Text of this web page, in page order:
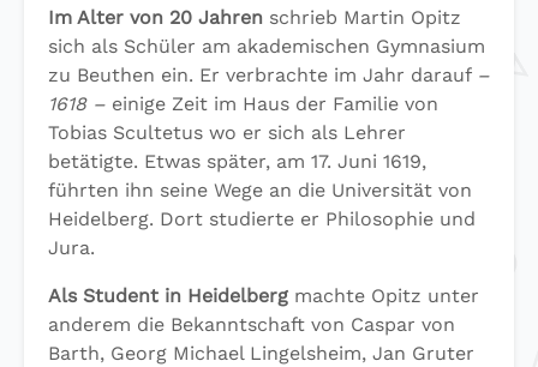
Im Alter von 20 Jahren schrieb Martin Opitz
sich als Schüler am akademischen Gymnasium
zu Beuthen ein. Er verbrachte im Jahr darauf –
1618 – einige Zeit im Haus der Familie von
Tobias Scultetus wo er sich als Lehrer
betätigte. Etwas später, am 17. Juni 1619,
führten ihn seine Wege an die Universität von
Heidelberg. Dort studierte er Philosophie und
Jura.
Als Student in Heidelberg machte Opitz unter
anderem die Bekanntschaft von Caspar von
Barth, Georg Michael Lingelsheim, Jan Gruter